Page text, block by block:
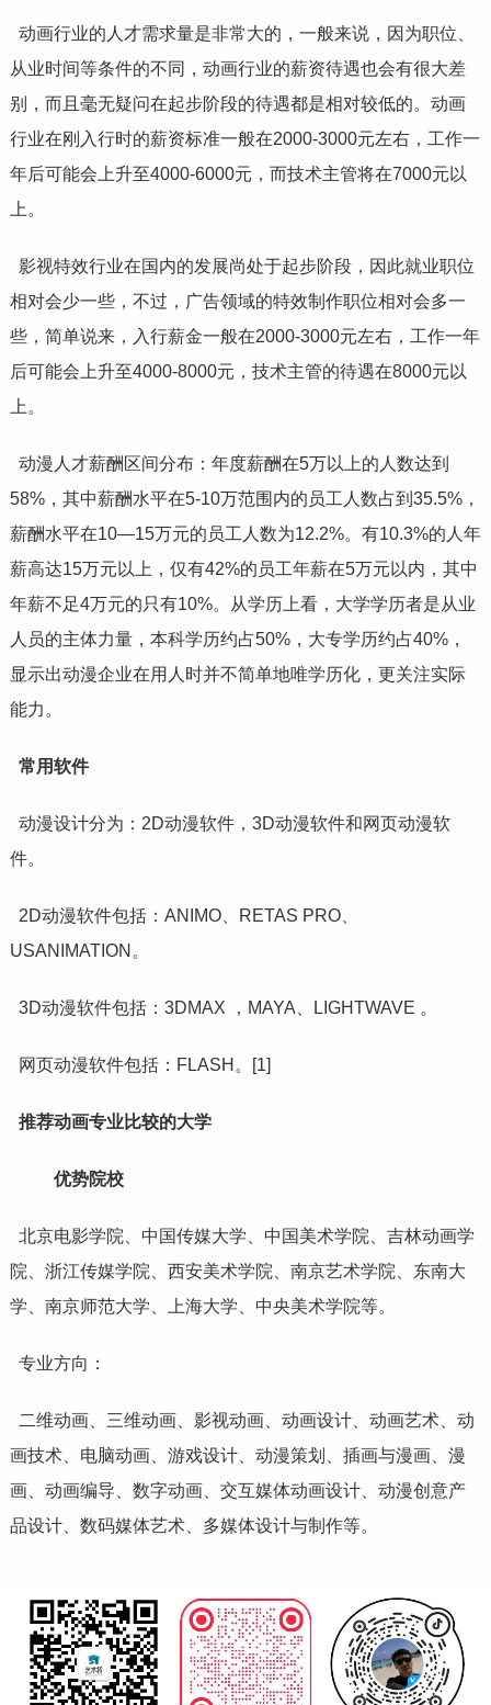
动画行业的人才需求量是非常大的，一般来说，因为职位、
从业时间等条件的不同，动画行业的薪资待遇也会有很大差
别，而且毫无疑问在起步阶段的待遇都是相对较低的。动画
行业在刚入行时的薪资标准一般在2000-3000元左右，工作一
年后可能会上升至4000-6000元，而技术主管将在7000元以
上。
影视特效行业在国内的发展尚处于起步阶段，因此就业职位
相对会少一些，不过，广告领域的特效制作职位相对会多一
些，简单说来，入行薪金一般在2000-3000元左右，工作一年
后可能会上升至4000-8000元，技术主管的待遇在8000元以
上。
动漫人才薪酬区间分布：年度薪酬在5万以上的人数达到
58%，其中薪酬水平在5-10万范围内的员工人数占到35.5%，
薪酬水平在10—15万元的员工人数为12.2%。有10.3%的人年
薪高达15万元以上，仅有42%的员工年薪在5万元以内，其中
年薪不足4万元的只有10%。从学历上看，大学学历者是从业
人员的主体力量，本科学历约占50%，大专学历约占40%，
显示出动漫企业在用人时并不简单地唯学历化，更关注实际
能力。
常用软件
动漫设计分为：2D动漫软件，3D动漫软件和网页动漫软
件。
2D动漫软件包括：ANIMO、RETAS PRO、
USANIMATION。
3D动漫软件包括：3DMAX ，MAYA、LIGHTWAVE 。
网页动漫软件包括：FLASH。[1]
推荐动画专业比较的大学
优势院校
北京电影学院、中国传媒大学、中国美术学院、吉林动画学
院、浙江传媒学院、西安美术学院、 南京艺术学院
东南大
学
南京师范大学 上海大学 中央美术学院等。
专业方向：
二维动画、三维动画、影视动画、动画设计、动画艺术、动
画技术、电脑动画、 游戏设计、动漫策划、 插画与漫画、漫
画、动画编导、数字动画、交互媒体动画设计、动漫创意产
品设计、数码媒体艺术、多媒体设计与制作等。